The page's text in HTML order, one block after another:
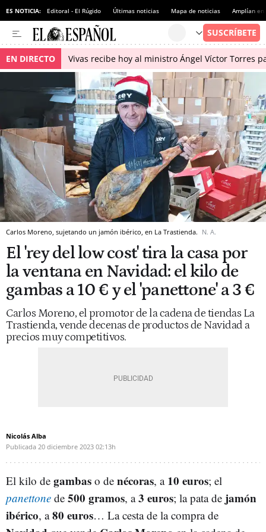
ES NOTICIA: Editoral - El Rúgido Últimas noticias Mapa de noticias Amplían
EN DIRECTO Vivas recibe hoy al ministro Ángel Víctor Torres
Carlos Moreno, sujetando un jamón ibérico, en La Trastienda. N. A.
El 'rey del low cost' tira la casa por
la ventana en Navidad: el kilo de
gambas a 10 € y el 'panettone' a 3 €
Carlos Moreno, el promotor de la cadena de tiendas La
Trastienda, vende decenas de productos de Navidad a
precios muy competitivos.
Nicolás Alba
Publicada 20 diciembre 2023 02:13h
El kilo de gambas o de nécoras, a 10 euros; el
panettone de 500 gramos, a3 euros; la pata de jamón
ibérico, a80 euros… La cesta de la compra de